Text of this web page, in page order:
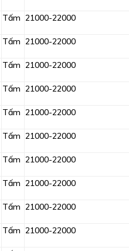
Tấm 21000-22000
Tấm 21000-22000
Tấm 21000-22000
Tấm 21000-22000
Tấm 21000-22000
Tấm 21000-22000
Tấm 21000-22000
Tấm 21000-22000
Tấm 21000-22000
Tấm 21000-22000